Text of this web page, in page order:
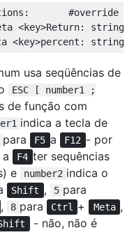
#override
<key>Return:
usa seqüências de
ESC [ number1 ;
de função com
indica a tecla de
para F5 a F12 - por
F4 ter sequências
e
number2 indica o
Shift , 5 para
, 8 para Ctrl + Meta ,
- não, não é